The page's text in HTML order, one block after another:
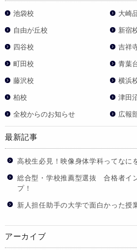
池袋校 大崎
自由が丘校 新宿
四谷校 吉祥
町田校 青葉
藤沢校 横浜
柏校 津田
全校からのお知らせ 広報
最新記事
高校生必見！映像身体学科ってなに
総合型・学校推薦型選抜 合格者イ
プ！
新人担任助手の大学で面白かった授
アーカイブ